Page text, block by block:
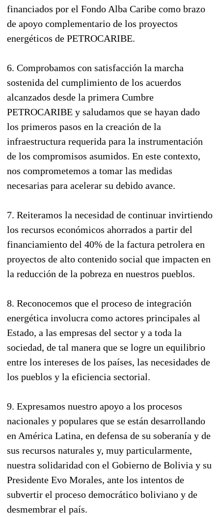
financiados por el Fondo Alba Caribe como brazo
de apoyo complementario de los proyectos
energéticos de PETROCARIBE.
6. Comprobamos con satisfacción la marcha
sostenida del cumplimiento de los acuerdos
alcanzados desde la primera Cumbre
PETROCARIBE y saludamos que se hayan dado
los primeros pasos en la creación de la
infraestructura requerida para la instrumentación
de los compromisos asumidos. En este contexto,
nos comprometemos a tomar las medidas
necesarias para acelerar su debido avance.
7. Reiteramos la necesidad de continuar invirtiendo
los recursos económicos ahorrados a partir del
financiamiento del 40% de la factura petrolera en
proyectos de alto contenido social que impacten en
la reducción de la pobreza en nuestros pueblos.
8. Reconocemos que el proceso de integración
energética involucra como actores principales al
Estado, a las empresas del sector y a toda la
sociedad, de tal manera que se logre un equilibrio
entre los intereses de los países, las necesidades de
los pueblos y la eficiencia sectorial.
9. Expresamos nuestro apoyo a los procesos
nacionales y populares que se están desarrollando
en América Latina, en defensa de su soberanía y de
sus recursos naturales y, muy particularmente,
nuestra solidaridad con el Gobierno de Bolivia y su
Presidente Evo Morales, ante los intentos de
subvertir el proceso democrático boliviano y de
desmembrar el país.